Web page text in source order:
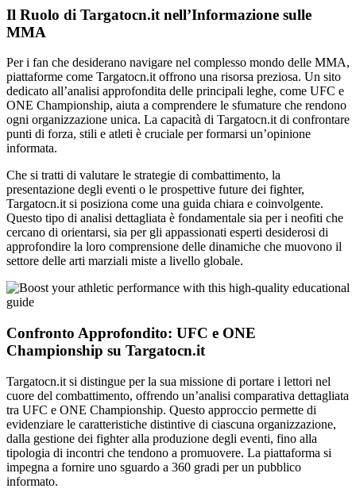
Il Ruolo di Targatocn.it nell’Informazione sulle
MMA
Per i fan che desiderano navigare nel complesso mondo delle MMA,
piattaforme come Targatocn.it offrono una risorsa preziosa. Un sito
dedicato all’analisi approfondita delle principali leghe, come UFC e
ONE Championship, aiuta a comprendere le sfumature che rendono
ogni organizzazione unica. La capacità di Targatocn.it di confrontare
punti di forza, stili e atleti è cruciale per formarsi un’opinione
informata.
Che si tratti di valutare le strategie di combattimento, la
presentazione degli eventi o le prospettive future dei fighter,
Targatocn.it si posiziona come una guida chiara e coinvolgente.
Questo tipo di analisi dettagliata è fondamentale sia per i neofiti che
cercano di orientarsi, sia per gli appassionati esperti desiderosi di
approfondire la loro comprensione delle dinamiche che muovono il
settore delle arti marziali miste a livello globale.
Confronto Approfondito: UFC e ONE
Championship su Targatocn.it
Targatocn.it si distingue per la sua missione di portare i lettori nel
cuore del combattimento, offrendo un’analisi comparativa dettagliata
tra UFC e ONE Championship. Questo approccio permette di
evidenziare le caratteristiche distintive di ciascuna organizzazione,
dalla gestione dei fighter alla produzione degli eventi, fino alla
tipologia di incontri che tendono a promuovere. La piattaforma si
impegna a fornire uno sguardo a 360 gradi per un pubblico
informato.